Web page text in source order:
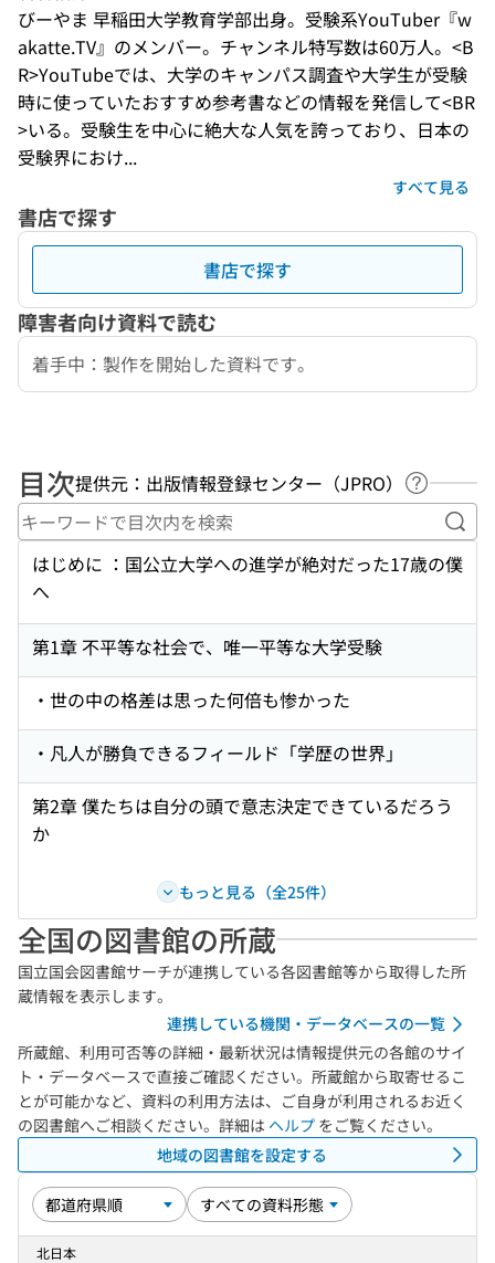
びーやま 早稲田大学教育学部出身。受験系YouTuber『w
akatte.TV』のメンバー。チャンネル特写数は60万人。<B
R>YouTubeでは、大学のキャンパス調査や大学生が受験
時に使っていたおすすめ参考書などの情報を発信して<BR
>いる。受験生を中心に絶大な人気を誇っており、日本の
受験界におけ...
すべて見る
書店で探す
書店で探す
障害者向け資料で読む
着手中：製作を開始した資料です。
目次提供元：出版情報登録センター（JPRO）
ヘルプペ
キ
はじめに ：国公立大学への進学が絶対だった17歳の僕
へ
第1章 不平等な社会で、唯一平等な大学受験
・世の中の格差は思った何倍も惨かった
・凡人が勝負できるフィールド「学歴の世界」
第2章 僕たちは自分の頭で意志決定できているだろう
か
もっと見る（全25件）
全国の図書館の所蔵
国立国会図書館サーチが連携している各図書館等から取得した所
蔵情報を表示します。
連携している機関・データベースの一覧
所蔵館、利用可否等の詳細・最新状況は情報提供元の各館のサイ
ト・データベースで直接ご確認ください。所蔵館から取寄せるこ
とが可能かなど、資料の利用方法は、ご自身が利用されるお近く
の図書館へご相談ください。詳細は ヘルプ をご覧ください。
地域の図書館を設定する
北日本